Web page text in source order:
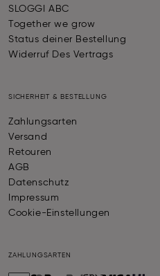
SLOGGI ABC
Together we grow
Status deiner Bestellung
Widerruf Des Vertrags
SICHERHEIT & BESTELLUNG
Zahlungsarten
Versand
Retouren
AGB
Datenschutz
Impressum
Cookie-Einstellungen
ZAHLUNGSARTEN